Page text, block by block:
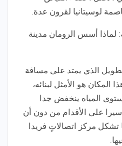
لوسيتانيا لقرون عدة.
لماذا أسس الرومان مدينة
الذي يمتد على مسافة
المكان هو الأمثل لبنائه،
المياه ينخفض جدا
على الأقدام من دون أن
تشكل مركز اتصالاتٍ فريدا